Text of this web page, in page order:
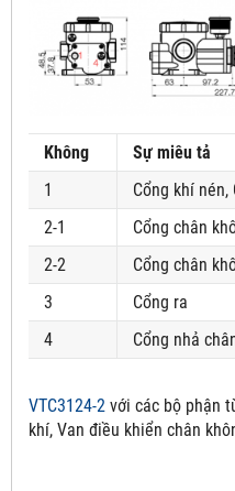
Không
Sự miêu tả
1
Cổng khí nén,
2-1
Cổng chân
2-2
Cổng chân
3
Cổng ra
4
Cổng nhả
VTC3124-2 với các bộ phận
khí, Van điều khiển chân